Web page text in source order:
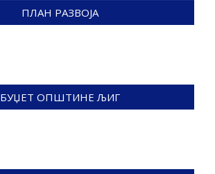
ПЛАН РАЗВОЈА
БУЏЕТ ОПШТИНЕ ЉИГ